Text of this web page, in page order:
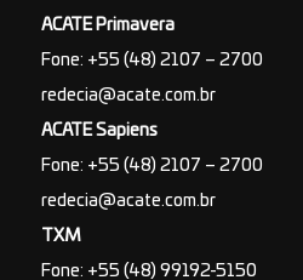
ACATE Primavera
Fone: +55 (48) 2107 – 2700
redecia@acate.com.br
ACATE Sapiens
Fone: +55 (48) 2107 – 2700
redecia@acate.com.br
TXM
Fone: +55 (48) 99192-5150